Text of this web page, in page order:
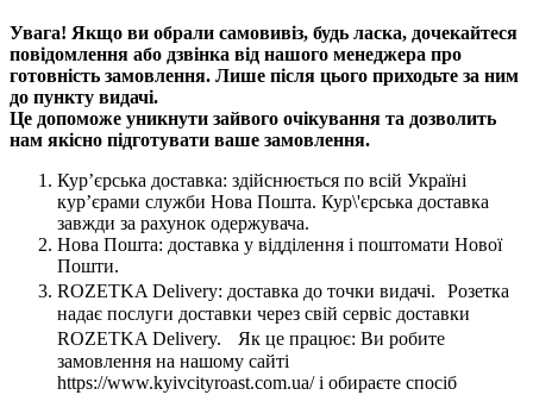
Увага! Якщо ви обрали самовивіз, будь ласка, дочекайтеся
повідомлення або дзвінка від нашого менеджера про
готовність замовлення. Лише після цього приходьте за ним
до пункту видачі.
Це допоможе уникнути зайвого очікування та дозволить
нам якісно підготувати ваше замовлення.
Кур’єрська доставка: здійснюється по всій Україні
кур’єрами служби Нова Пошта. Кур\'єрська доставка
завжди за рахунок одержувача.
Нова Пошта: доставка у відділення і поштомати Нової
Пошти.
ROZETKA Delivery: доставка до точки видачі. Розетка
надає послуги доставки через свій сервіс доставки
ROZETKA Delivery. Як це працює: Ви робите
замовлення на нашому сайті
https://www.kyivcityroast.com.ua/ і обираєте спосіб